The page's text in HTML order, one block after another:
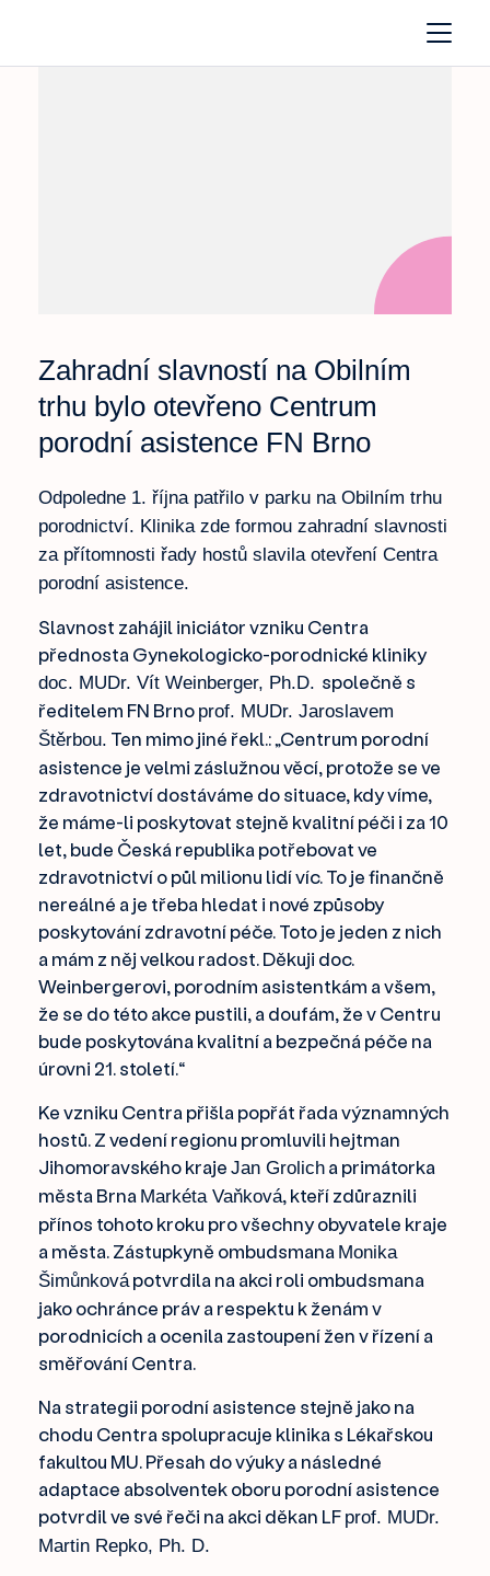
Zahradní slavností na Obilním
trhu bylo otevřeno Centrum
porodní asistence FN Brno
Odpoledne 1. října patřilo v parku na Obilním trhu
porodnictví. Klinika zde formou zahradní slavnosti
za přítomnosti řady hostů slavila otevření Centra
porodní asistence.
Slavnost zahájil iniciátor vzniku Centra
přednosta Gynekologicko-porodnické kliniky
doc. MUDr. Vít Weinberger, Ph.D. společně s
ředitelem FN Brno prof. MUDr. Jaroslavem
Štěrbou. Ten mimo jiné řekl.: „Centrum porodní
asistence je velmi záslužnou věcí, protože se ve
zdravotnictví dostáváme do situace, kdy víme,
že máme-li poskytovat stejně kvalitní péči i za 10
let, bude Česká republika potřebovat ve
zdravotnictví o půl milionu lidí víc. To je finančně
nereálné a je třeba hledat i nové způsoby
poskytování zdravotní péče. Toto je jeden z nich
a mám z něj velkou radost. Děkuji doc.
Weinbergerovi, porodním asistentkám a všem,
že se do této akce pustili, a doufám, že v Centru
bude poskytována kvalitní a bezpečná péče na
úrovni 21. století.“
Ke vzniku Centra přišla popřát řada významných
hostů. Z vedení regionu promluvili hejtman
Jihomoravského kraje Jan Grolich a primátorka
města Brna Markéta Vaňková , kteří zdůraznili
přínos tohoto kroku pro všechny obyvatele kraje
a města. Zástupkyně ombudsmana Monika
Šimůnková potvrdila na akci roli ombudsmana
jako ochránce práv a respektu k ženám v
porodnicích a ocenila zastoupení žen v řízení a
směřování Centra.
Na strategii porodní asistence stejně jako na
chodu Centra spolupracuje klinika s Lékařskou
fakultou MU. Přesah do výuky a následné
adaptace absolventek oboru porodní asistence
potvrdil ve své řeči na akci děkan LF prof. MUDr.
Martin Repko, Ph. D.